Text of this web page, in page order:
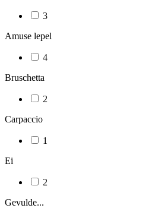
3
Amuse lepel
4
Bruschetta
2
Carpaccio
1
Ei
2
Gevulde...